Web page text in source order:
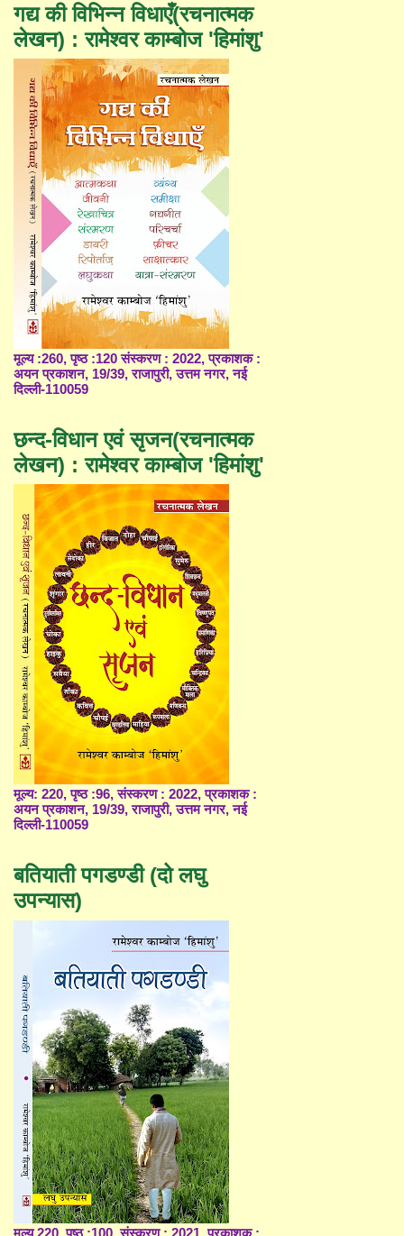
गद्य की विभिन्न विधाएँ(रचनात्मक
लेखन) : रामेश्वर काम्बोज 'हिमांशु'
मूल्य :260, पृष्ठ :120 संस्करण : 2022, प्रकाशक :
अयन प्रकाशन, 19/39, राजापुरी, उत्तम नगर, नई
दिल्ली-110059
छन्द-विधान एवं सृजन(रचनात्मक
लेखन) : रामेश्वर काम्बोज 'हिमांशु'
मूल्य: 220, पृष्ठ :96, संस्करण : 2022, प्रकाशक :
अयन प्रकाशन, 19/39, राजापुरी, उत्तम नगर, नई
दिल्ली-110059
बतियाती पगडण्डी (दो लघु
उपन्यास)